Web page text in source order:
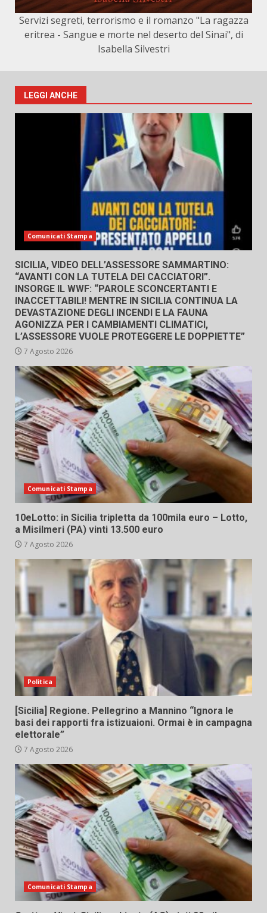
Servizi segreti, terrorismo e il romanzo "La ragazza
eritrea - Sangue e morte nel deserto del Sinai", di
Isabella Silvestri
LEGGI ANCHE
Comunicati Stampa
SICILIA, VIDEO DELL’ASSESSORE SAMMARTINO:
“AVANTI CON LA TUTELA DEI CACCIATORI”.
INSORGE IL WWF: “PAROLE SCONCERTANTI E
INACCETTABILI! MENTRE IN SICILIA CONTINUA LA
DEVASTAZIONE DEGLI INCENDI E LA FAUNA
AGONIZZA PER I CAMBIAMENTI CLIMATICI,
L’ASSESSORE VUOLE PROTEGGERE LE DOPPIETTE”
7 Agosto 2026
Comunicati Stampa
10eLotto: in Sicilia tripletta da 100mila euro – Lotto,
a Misilmeri (PA) vinti 13.500 euro
7 Agosto 2026
Politica
[Sicilia] Regione. Pellegrino a Mannino “Ignora le
basi dei rapporti fra istizuaioni. Ormai è in campagna
elettorale”
7 Agosto 2026
Comunicati Stampa